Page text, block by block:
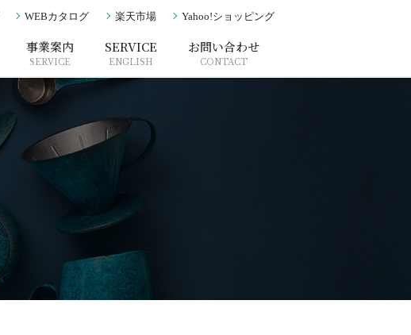
WEBカタログ 楽天市場 Yahoo!ショッピング
事業案内
SERVICE
SERVICE
ENGLISH
お問い合わせ
CONTACT